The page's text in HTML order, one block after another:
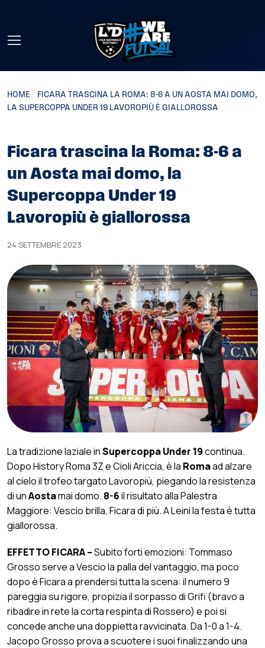
HOME
FICARA TRASCINA LA ROMA: 8-6 A UN AOSTA MAI DOMO,
LA SUPERCOPPA UNDER 19 LAVOROPIÙ È GIALLOROSSA
Ficara trascina la Roma: 8-6 a
un Aosta mai domo, la
Supercoppa Under 19
Lavoropiù è giallorossa
24 SETTEMBRE 2023
La tradizione laziale inSupercoppa Under 19continua.
Dopo History Roma 3Z e Cioli Ariccia, è la Romaad alzare
al cielo il trofeo targato Lavoropiù, piegando la resistenza
di unAostamai domo. 8-6il risultato alla Palestra
Maggiore: Vescio brilla, Ficara di più. A Leini la festa è tutta
giallorossa.
EFFETTO FICARA –Subito forti emozioni: Tommaso
Grosso serve a Vescio la palla del vantaggio, ma poco
dopo è Ficara a prendersi tutta la scena: il numero 9
pareggia su rigore, propizia il sorpasso di Grifi (bravo a
ribadire in rete la corta respinta di Rossero) e poi si
concede anche una doppietta ravvicinata. Da 1-0 a 1-4.
Jacopo Grosso prova a scuotere i suoi finalizzando una